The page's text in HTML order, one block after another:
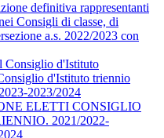
definitiva rappresentanti
Consigli di classe, di
a.s. 2022/2023 con
Consiglio d'Istituto
d'Istituto triennio
2023/2024
ELETTI CONSIGLIO
2021/2022-